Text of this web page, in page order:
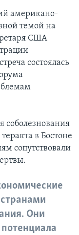
американо-
темой на
США
состоялась
соболезнования
в Бостоне
сопутствовали
Они